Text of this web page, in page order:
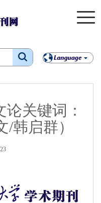
关键词：
韩启群）